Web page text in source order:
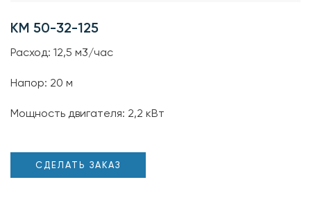
КМ 50-32-125
Расход: 12,5 м3/час
Напор: 20 м
Мощность двигателя: 2,2 кВт
СДЕЛАТЬ ЗАКАЗ